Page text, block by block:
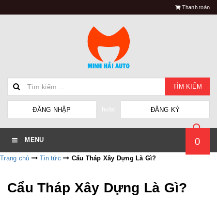
Thanh toán
TÌM KIẾM
ĐĂNG NHẬP hoặc ĐĂNG KÝ
MENU 0
Trang chủ Tin tức Cẩu Tháp Xây Dựng Là Gì?
Cẩu Tháp Xây Dựng Là Gì?